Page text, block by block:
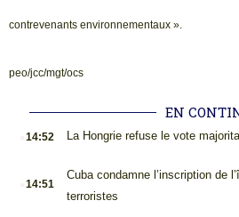
contrevenants environnementaux ».
peo/jcc/mgt/ocs
EN
14:52 La Hongrie refuse le vote
14:51
Cuba condamne l’inscription de
terroristes